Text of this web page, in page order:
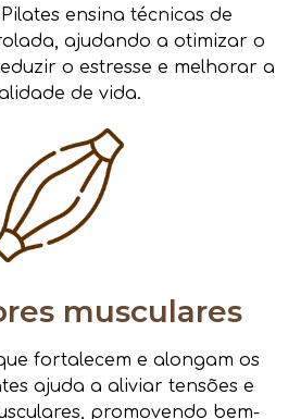
ensina técnicas de
ajudando a otimizar o
o estresse e melhorar a
de vida.
musculares
fortalecem e alongam os
ajuda a aliviar tensões e
promovendo bem-